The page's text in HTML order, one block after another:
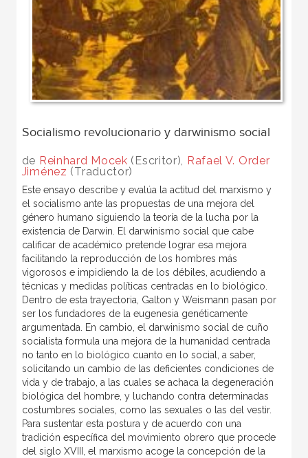
Socialismo revolucionario y darwinismo social
de Reinhard Mocek (Escritor), Rafael V. Order
Jiménez (Traductor)
Este ensayo describe y evalúa la actitud del marxismo y
el socialismo ante las propuestas de una mejora del
género humano siguiendo la teoría de la lucha por la
existencia de Darwin. El darwinismo social que cabe
calificar de académico pretende lograr esa mejora
facilitando la reproducción de los hombres más
vigorosos e impidiendo la de los débiles, acudiendo a
técnicas y medidas políticas centradas en lo biológico.
Dentro de esta trayectoria, Galton y Weismann pasan por
ser los fundadores de la eugenesia genéticamente
argumentada. En cambio, el darwinismo social de cuño
socialista formula una mejora de la humanidad centrada
no tanto en lo biológico cuanto en lo social, a saber,
solicitando un cambio de las deficientes condiciones de
vida y de trabajo, a las cuales se achaca la degeneración
biológica del hombre, y luchando contra determinadas
costumbres sociales, como las sexuales o las del vestir.
Para sustentar esta postura y de acuerdo con una
tradición específica del movimiento obrero que procede
del siglo XVIII, el marxismo acoge la concepción de la